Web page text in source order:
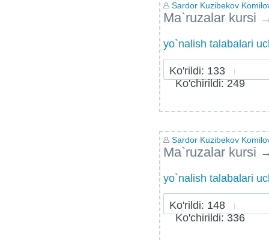
Sardor Kuzibekov
Ma`ruzalar kursi
yo`nalish talabalari
Ko'rildi: 133
Ko'chirildi: 249
Sardor Kuzibekov
Ma`ruzalar kursi
yo`nalish talabalari
Ko'rildi: 148
Ko'chirildi: 336